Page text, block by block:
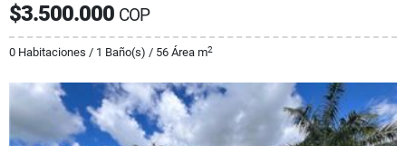
$3.500.000 COP
0 Habitaciones / 1 Baño(s) / 56 Área m2